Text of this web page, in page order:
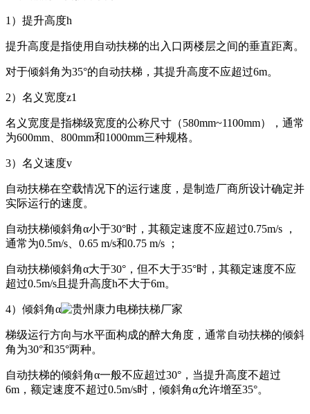
1 ）提升高度h
提升高度是指使用自动扶梯的出入口两楼层之间的垂直距离。
对于倾斜角为35°的自动扶梯，其提升高度不应超过6m。
2）名义宽度z1
名义宽度是指梯级宽度的公称尺寸（580mm~1100mm），通常
为600mm 800mm和1000mm三种规格。
3）名义速度v
自动扶梯在空载情况下的运行速度，是制造厂商所设计确定并
实际运行的速度。
自动扶梯倾斜角α小于30°时，其额定速度不应超过0.75m/s
，
通常为0.5m/s 0.65 m/s和0.75 m/s ；
自动扶梯倾斜角α大于30° ，但不大于35°时，其额定速度不应
超过0.5m/s 且提升高度h不大于6m。
4）倾斜角α
梯级运行方向与水平面构成的醉大角度，通常自动扶梯的倾斜
角为30°和35°两种。
自动扶梯的倾斜角α一般不应超过30° ，当提升高度不超过
6m ，额定速度不超过0.5m/s时，倾斜角α允许增至35°。